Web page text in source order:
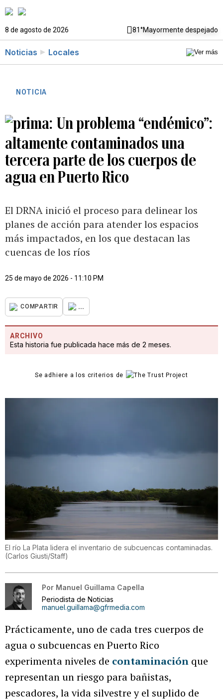
8 de agosto de 2026 81°Mayormente despejado
Noticias Locales
NOTICIA
Un problema “endémico”:
altamente contaminados una
tercera parte de los cuerpos de
agua en Puerto Rico
El DRNA inició el proceso para delinear los
planes de acción para atender los espacios
más impactados, en los que destacan las
cuencas de los ríos
25 de mayo de 2026 - 11:10 PM
COMPARTIR ...
ARCHIVO
Esta historia fue publicada hace más de 2 meses.
Se adhiere a los criterios de
El río La Plata lidera el inventario de subcuencas contaminadas.
(Carlos Giusti/Staff)
Por Manuel Guillama Capella
Periodista de Noticias
manuel.guillama@gfrmedia.com
Prácticamente, uno de cada tres cuerpos de
agua o subcuencas en Puerto Rico
experimenta niveles de contaminación que
representan un riesgo para bañistas,
pescadores, la vida silvestre y el suplido de